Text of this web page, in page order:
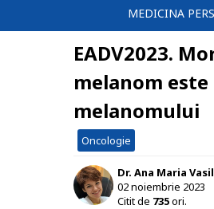
MEDICINA
EADV2023.
melanom
melanomului
Oncologie
Dr. Ana Maria
02 noiembrie 2023
Citit de 735ori.